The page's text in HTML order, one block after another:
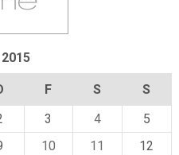
F S
S
3 4
5
10 11
12